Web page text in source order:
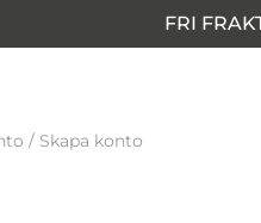
FRI
/ Skapa konto